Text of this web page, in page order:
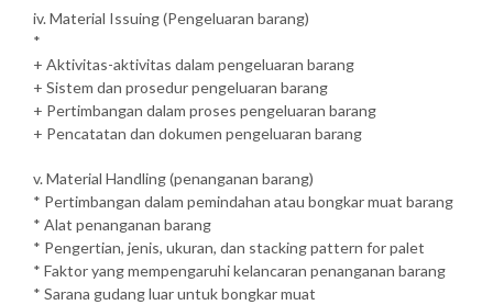
iv. Material Issuing (Pengeluaran barang)
*
+ Aktivitas-aktivitas dalam pengeluaran barang
+ Sistem dan prosedur pengeluaran barang
+ Pertimbangan dalam proses pengeluaran barang
+ Pencatatan dan dokumen pengeluaran barang
v. Material Handling (penanganan barang)
* Pertimbangan dalam pemindahan atau bongkar muat barang
* Alat penanganan barang
* Pengertian, jenis, ukuran, dan stacking pattern for palet
* Faktor yang mempengaruhi kelancaran penanganan barang
* Sarana gudang luar untuk bongkar muat